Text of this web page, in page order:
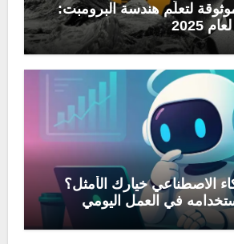
لتعلّم هندسة البرومبت:
2025
الاصطناعي خيارك الأمثل؟
في العمل اليومي